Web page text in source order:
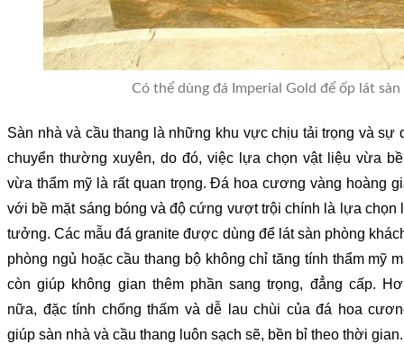
Có thể dùng đá Imperial Gold để ốp lát sàn
Sàn nhà và cầu thang là những khu vực chịu tải trọng và sự
chuyển thường xuyên, do đó, việc lựa chọn vật liệu vừa
vừa thẩm mỹ là rất quan trọng. Đá hoa cương vàng hoàng
với bề mặt sáng bóng và độ cứng vượt trội chính là lựa chọn
tưởng. Các mẫu đá granite được dùng để lát sàn phòng
phòng ngủ hoặc cầu thang bộ không chỉ tăng tính thẩm mỹ
còn giúp không gian thêm phần sang trọng, đẳng cấp.
nữa, đặc tính chống thấm và dễ lau chùi của đá hoa
giúp sàn nhà và cầu thang luôn sạch sẽ, bền bỉ theo thời gian.